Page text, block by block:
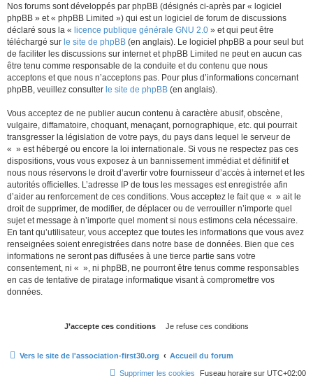
Nos forums sont développés par phpBB (désignés ci-après par « logiciel
phpBB » et « phpBB Limited ») qui est un logiciel de forum de discussions
déclaré sous la « licence publique générale GNU 2.0 » et qui peut être
téléchargé sur le site de phpBB (en anglais). Le logiciel phpBB a pour seul but
de faciliter les discussions sur internet et phpBB Limited ne peut en aucun cas
être tenu comme responsable de la conduite et du contenu que nous
acceptons et que nous n’acceptons pas. Pour plus d’informations concernant
phpBB, veuillez consulter le site de phpBB (en anglais).
Vous acceptez de ne publier aucun contenu à caractère abusif, obscène,
vulgaire, diffamatoire, choquant, menaçant, pornographique, etc. qui pourrait
transgresser la législation de votre pays, du pays dans lequel le serveur de
« » est hébergé ou encore la loi internationale. Si vous ne respectez pas ces
dispositions, vous vous exposez à un bannissement immédiat et définitif et
nous nous réservons le droit d’avertir votre fournisseur d’accès à internet et les
autorités officielles. L’adresse IP de tous les messages est enregistrée afin
d’aider au renforcement de ces conditions. Vous acceptez le fait que « » ait le
droit de supprimer, de modifier, de déplacer ou de verrouiller n’importe quel
sujet et message à n’importe quel moment si nous estimons cela nécessaire.
En tant qu’utilisateur, vous acceptez que toutes les informations que vous avez
renseignées soient enregistrées dans notre base de données. Bien que ces
informations ne seront pas diffusées à une tierce partie sans votre
consentement, ni « », ni phpBB, ne pourront être tenus comme responsables
en cas de tentative de piratage informatique visant à compromettre vos
données.
Vers le site de l'association-first30.org Accueil du forum
Fuseau horaire sur UTC+02:00
Supprimer les cookies